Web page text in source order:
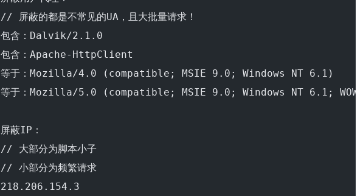
// 屏蔽的都是不常见的UA，且大批量请求！
包含：Dalvik/2.1.0
包含：Apache-HttpClient
等于：Mozilla/4.0 (compatible; MSIE 9.0; Windows NT 6.1)
等于：Mozilla/5.0 (compatible; MSIE 9.0; Windows NT 6.1;
屏蔽IP：
// 大部分为脚本小子
// 小部分为频繁请求
218.206.154.3